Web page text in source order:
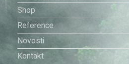
Shop
Reference
Novosti
Kontakt